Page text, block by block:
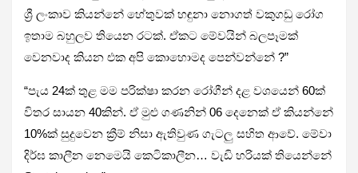
ශ්‍රී ලංකාව කියන්නේ හේතුවක් හඳුනා නොගත් වකුගඩු රෝග
ඉතාම බහුලව තියෙන රටක්. ඒකට මේවයින් බලපෑමක්
වෙනවාද කියන එක අපි කොහොමද පෙන්වන්නේ ?”
“පැය 24ක් තුළ මම පරික්ෂා කරන රෝගීන් දළ වශයෙන් 60ක්
විතර සායන 40කින්. ඒ මුළු ගණනින් 06 දෙනෙක් ඒ කියන්නේ
10%ක් සුදුවෙන ක්‍රීම් නිසා ඇතිවුණ ගැටලු සහිත ආවේ. මේවා
දිර්ඝ කාලීන නෙමෙයි කෙටිකාලීන… වැඩි හරියක් තියෙන්නේ